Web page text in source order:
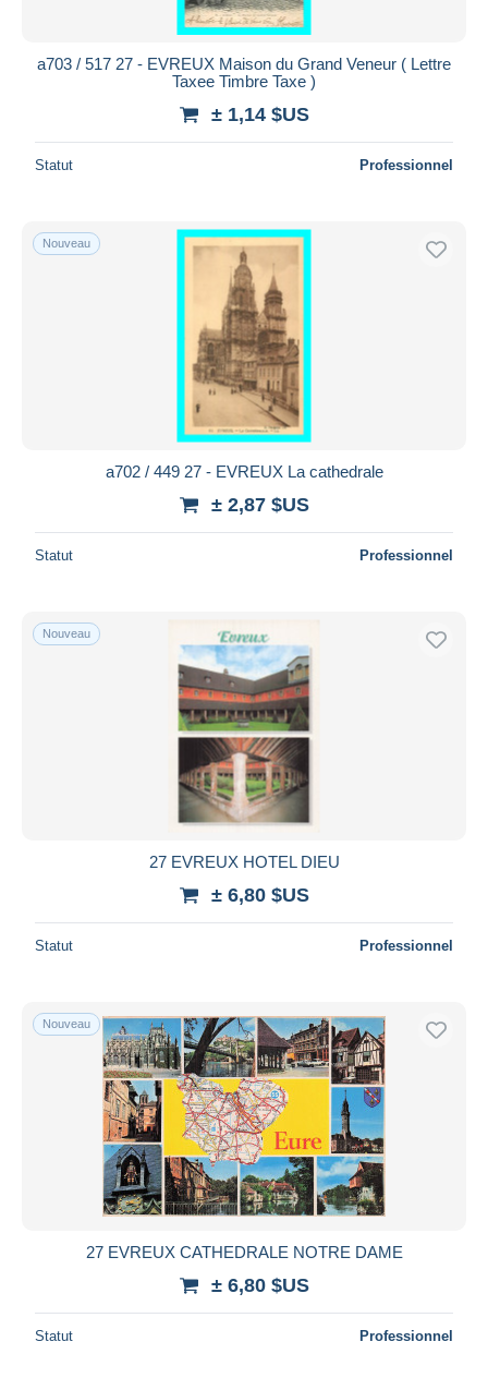
a703 / 517 27 - EVREUX Maison du Grand Veneur ( Lettre
Taxee Timbre Taxe )
± 1,14 $US
Statut Professionnel
Nouveau
a702 / 449 27 - EVREUX La cathedrale
± 2,87 $US
Statut Professionnel
Nouveau
27 EVREUX HOTEL DIEU
± 6,80 $US
Statut Professionnel
Nouveau
27 EVREUX CATHEDRALE NOTRE DAME
± 6,80 $US
Statut Professionnel